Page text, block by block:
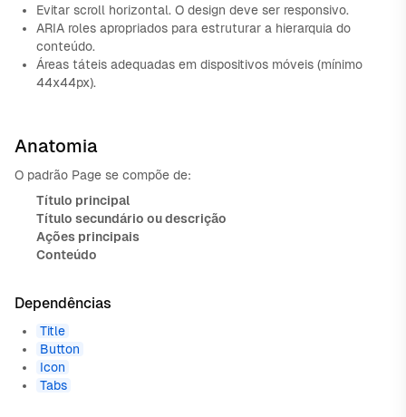
Evitar scroll horizontal. O design deve ser responsivo.
ARIA roles apropriados para estruturar a hierarquia do
conteúdo.
Áreas táteis adequadas em dispositivos móveis (mínimo
44x44px).
Anatomia
O padrão Page se compõe de:
Título principal
Título secundário ou descrição
Ações principais
Conteúdo
Dependências
Title
Button
Icon
Tabs